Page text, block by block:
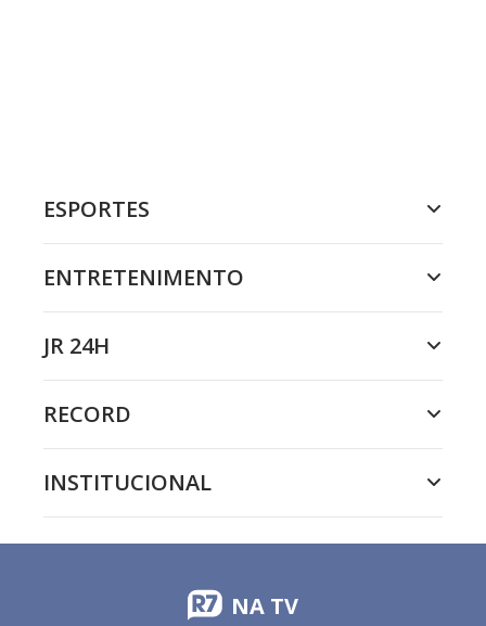
ESPORTES
ENTRETENIMENTO
JR 24H
RECORD
INSTITUCIONAL
NA TV